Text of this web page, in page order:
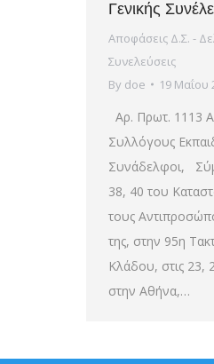
Γενικής
Αποφάσεις Δ.Σ. -
Συνελεύσεις
By doe 19 Μαΐου
Αρ. Πρωτ. 1113
Συλλόγους
Συνάδελφοι,
38, 40 του
τους
της, στην 95η
Κλάδου, στις 23,
στην Αθήνα,…